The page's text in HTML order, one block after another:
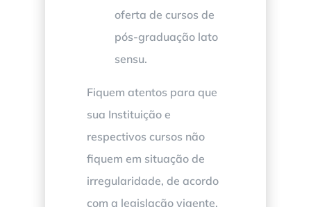
oferta de cursos de
pós-graduação lato
sensu.
Fiquem atentos para que
sua Instituição e
respectivos cursos não
fiquem em situação de
irregularidade, de acordo
com a legislação vigente.